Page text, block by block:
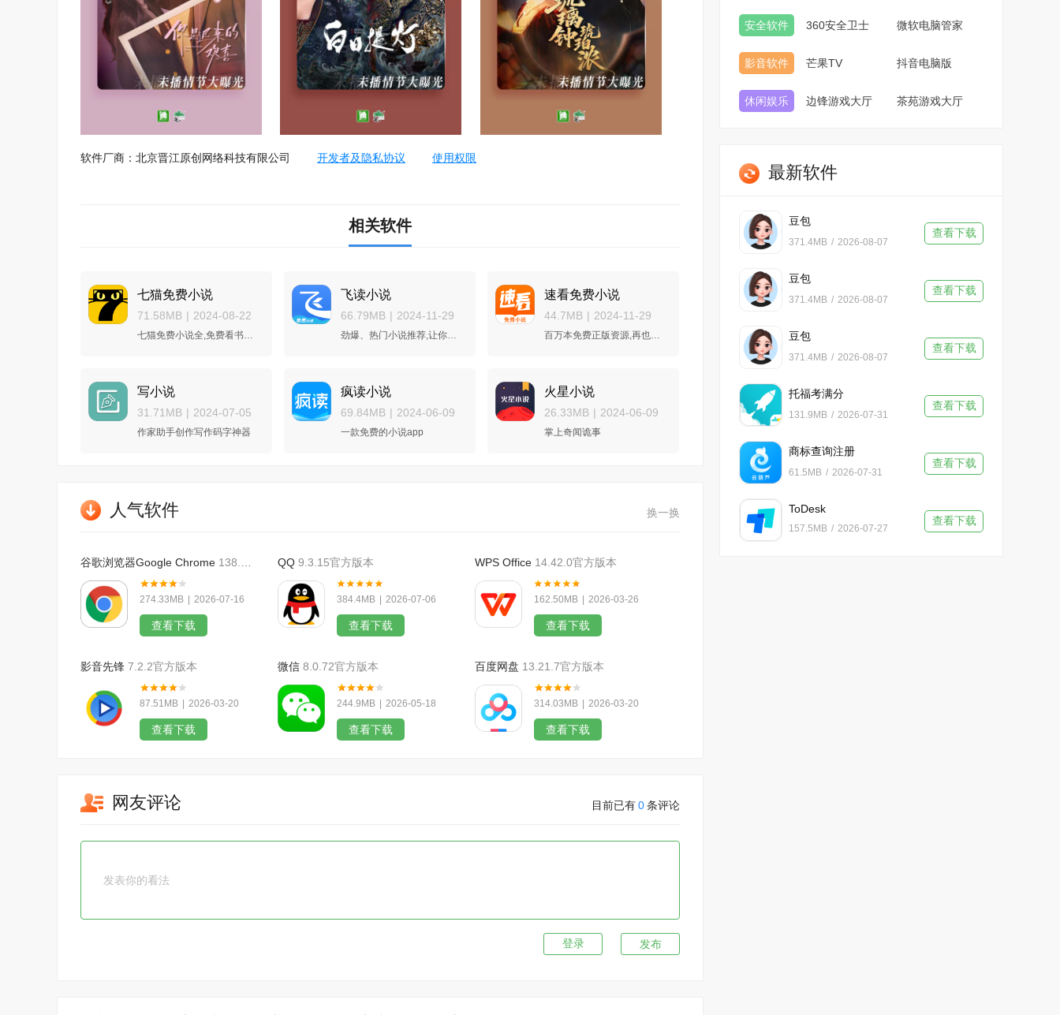
软件厂商：北京晋江原创网络科技有限公司 开发者及隐私协议 使用权限
相关软件
七猫免费小说
71.58MB | 2024-08-22
七猫免费小说全,免费看书一百年
飞读小说
66.79MB | 2024-11-29
劲爆、热门小说推荐,让你追书追不停
速看免费小说
44.7MB | 2024-11-29
百万本免费正版资源,再也不会书荒
写小说
31.71MB | 2024-07-05
作家助手创作写作码字神器
疯读小说
69.84MB | 2024-06-09
一款免费的小说app
火星小说
26.33MB | 2024-06-09
掌上奇闻诡事
人气软件 换一换
谷歌浏览器Google Chrome 138.0.7204.45官方版本
274.33MB 2026-07-16
查看下载
QQ 9.3.15官方版本
384.4MB 2026-07-06
查看下载
WPS Office 14.42.0官方版本
162.50MB 2026-03-26
查看下载
影音先锋 7.2.2官方版本
87.51MB 2026-03-20
查看下载
微信 8.0.72官方版本
244.9MB 2026-05-18
查看下载
百度网盘 13.21.7官方版本
314.03MB 2026-03-20
查看下载
网友评论 目前已有0条评论
发布
安全软件 360安全卫士 微软电脑管家
影音软件 芒果TV 抖音电脑版
休闲娱乐 边锋游戏大厅 茶苑游戏大厅
最新软件
豆包
371.4MB / 2026-08-07
查看下载
豆包
371.4MB / 2026-08-07
查看下载
豆包
371.4MB / 2026-08-07
查看下载
托福考满分
131.9MB / 2026-07-31
查看下载
商标查询注册
61.5MB / 2026-07-31
查看下载
ToDesk
157.5MB / 2026-07-27
查看下载